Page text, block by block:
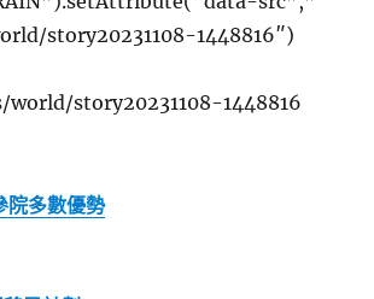
story20231108-1448816″)
story20231108-1448816
院多數優勢